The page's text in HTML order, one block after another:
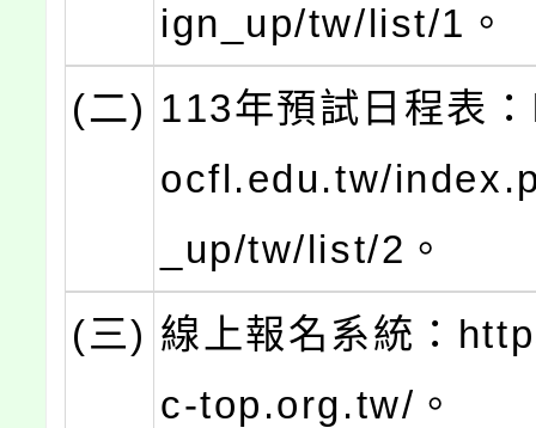
ign_up/tw/list/1。
(二) 113年預試日程表
ocfl.edu.tw/
_up/tw/list/2。
(三) 線上報名系統：
c-top.org.tw/。